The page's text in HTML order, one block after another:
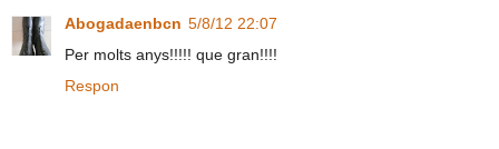
Abogadaenbcn 5/8/12 22:07
Per molts anys!!!!! que gran!!!!
Respon